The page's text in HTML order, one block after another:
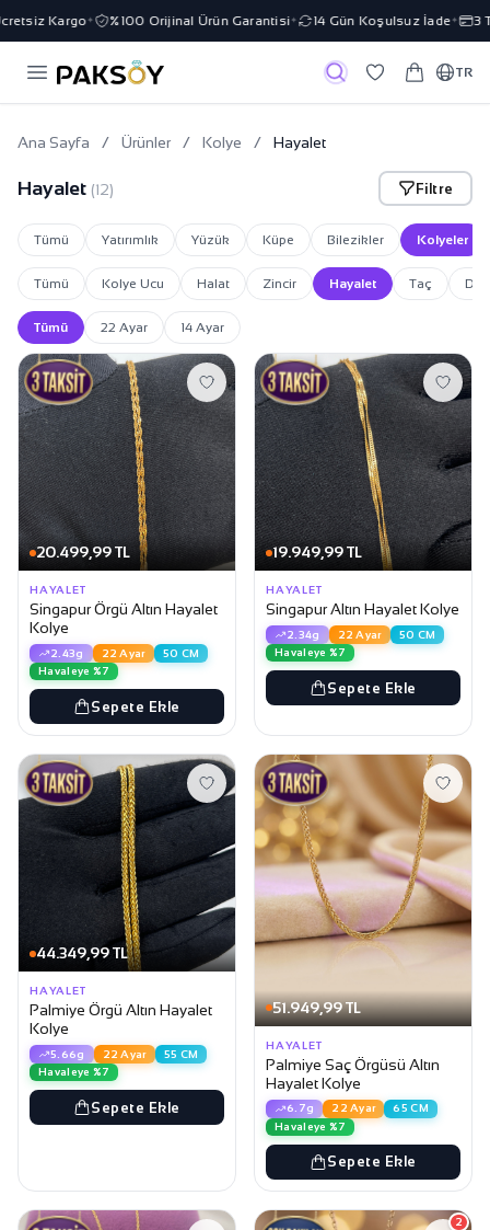
Kargo✦ %100 Orijinal Ürün Garantisi✦ 14 Gün Koşulsuz İade✦ 3
TR
Ana Sayfa / Ürünler / Kolye / Hayalet
Hayalet (12) Filtre
Tümü Yatırımlık Yüzük Küpe Bilezikler Kolyeler
Tümü Kolye Ucu Halat Zincir Hayalet Taç
Tümü 22 Ayar 14 Ayar
20.499,99 TL
HAYALET
Singapur Örgü Altın Hayalet
Kolye
2.43g 22 Ayar
50 CM
Havaleye %7
Sepete Ekle
19.949,99 TL
HAYALET
Singapur Altın Hayalet Kolye
2.34g 22 Ayar
50 CM
Havaleye %7
Sepete Ekle
44.349,99 TL
HAYALET
Palmiye Örgü Altın Hayalet
Kolye
5.66g 22 Ayar
55 CM
Havaleye %7
Sepete Ekle
51.949,99 TL
HAYALET
Palmiye Saç Örgüsü Altın
Hayalet Kolye
6.7g 22 Ayar
65 CM
Havaleye %7
Sepete Ekle
2